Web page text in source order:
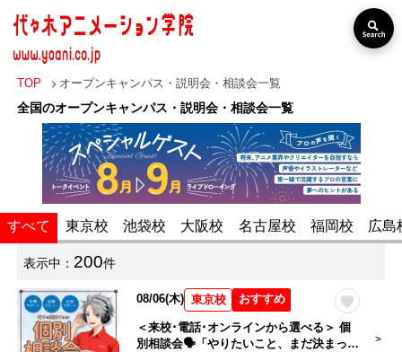
分野・職業
キャンパス
声優・俳優・タ
TOP オープンキャンパス・説明会・相談会一覧
全国のオープンキャンパス・説明会・相談会一覧
すべて 東京校 池袋校 大阪校 名古屋校 福岡校 広島
表示中： 200件
おすすめ
08/06(木) 東京校
＜来校･電話･オンラインから選べる＞ 個
別相談会🗣️「やりたいこと、まだ決まって